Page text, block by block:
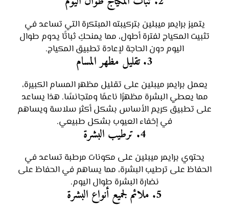
يتميز برايمر ميبلين بتركيبته المبتكرة التي تساعد في
تثبيت المكياج لفترة أطول، مما يمنحكِ ثباتًا يدوم طوال
اليوم دون الحاجة لإعادة تطبيق المكياج.
3. تقليل مظهر المسام
يعمل برايمر ميبلين على تقليل مظهر المسام الكبيرة،
مما يعطي البشرة مظهرًا ناعمًا ومتجانسًا. هذا يساعد
على تطبيق كريم الأساس بشكل أكثر سلاسة ويساهم
في إخفاء العيوب بشكل طبيعي.
4. ترطيب البشرة
يحتوي برايمر ميبلين على مكونات مرطبة تساعد في
الحفاظ على ترطيب البشرة، مما يساهم في الحفاظ على
نضارة البشرة طوال اليوم.
5. ملائم لجميع أنواع البشرة